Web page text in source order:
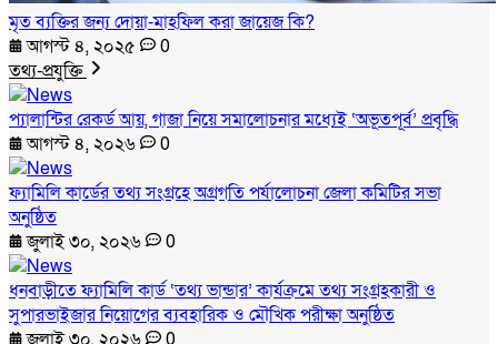
মৃত ব্যক্তির জন্য দোয়া-মাহফিল করা জায়েজ কি?
আগস্ট ৪, ২০২৫
0
তথ্য-প্রযুক্তি
প্যালান্টির রেকর্ড আয়, গাজা নিয়ে সমালোচনার মধ্যেই ‘অভূতপূর্ব’ প্রবৃদ্ধি
আগস্ট ৪, ২০২৬
0
ফ্যামিলি কার্ডের তথ্য সংগ্রহে অগ্রগতি পর্যালোচনা জেলা কমিটির সভা
অনুষ্ঠিত
জুলাই ৩০, ২০২৬
0
ধনবাড়ীতে ফ্যামিলি কার্ড ‘তথ্য ভান্ডার’ কার্যক্রমে তথ্য সংগ্রহকারী ও
সুপারভাইজার নিয়োগের ব্যবহারিক ও মৌখিক পরীক্ষা অনুষ্ঠিত